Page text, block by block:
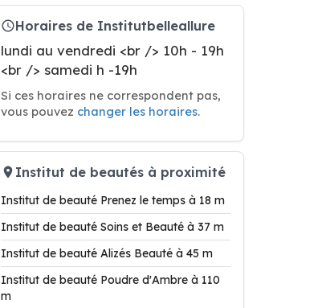
Horaires de Institutbelleallure
lundi au vendredi <br /> 10h - 19h
<br /> samedi h -19h
Si ces horaires ne correspondent pas,
vous pouvez changer les horaires.
Institut de beautés à proximité
Institut de beauté Prenez le temps à 18 m
Institut de beauté Soins et Beauté à 37 m
Institut de beauté Alizés Beauté à 45 m
Institut de beauté Poudre d'Ambre à 110
m